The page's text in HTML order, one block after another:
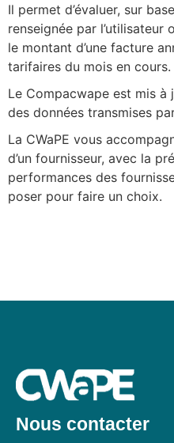
Il permet d’évaluer, sur
renseignée par l’utilisateur
le montant d’une facture
tarifaires du mois en cours.
Le Compacwape est mis à
des données transmises
La CWaPE vous
d’un fournisseur, avec la
performances des
poser pour faire un choix.
Nous contacter